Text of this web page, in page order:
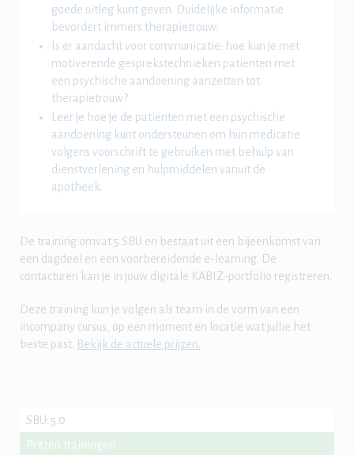
goede uitleg kunt geven. Duidelijke informatie
bevordert immers therapietrouw;
Is er aandacht voor communicatie: hoe kun je met
motiverende gesprekstechnieken patiënten met
een psychische aandoening aanzetten tot
therapietrouw?
Leer je hoe je de patiënten met een psychische
aandoening kunt ondersteunen om hun medicatie
volgens voorschrift te gebruiken met behulp van
dienstverlening en hulpmiddelen vanuit de
apotheek.
De training omvat 5 SBU en bestaat uit een bijeenkomst van
een dagdeel en een voorbereidende e-learning. De
contacturen kan je in jouw digitale KABIZ-portfolio registreren.
Deze training kun je volgen als team in de vorm van een
incompany cursus, op een moment en locatie wat jullie het
beste past. Bekijk de actuele prijzen.
SBU: 5.0
Prijzen trainingen